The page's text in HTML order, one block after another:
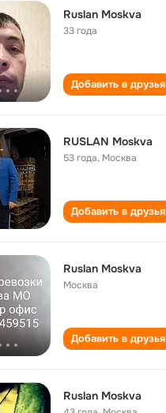
Ruslan Moskva
33 года
Добавить в друзья
RUSLAN Moskva
53 года, Москва
Добавить в друзья
Ruslan Moskva
Москва
Добавить в друзья
Ruslan Moskva